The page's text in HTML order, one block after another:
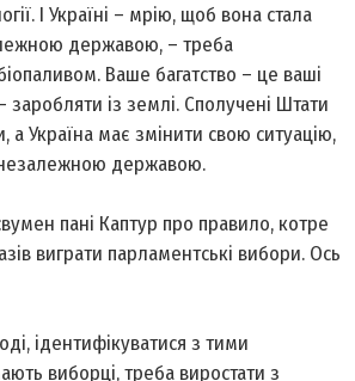
І Україні – мрію, щоб вона стала
державою, – треба
Ваше багатство – це ваші
заробляти із землі. Сполучені Штати
Україна має змінити свою ситуацію,
незалежною державою.
пані Каптур про правило, котре
виграти парламентські вибори. Ось
ідентифікуватися з тими
виборці, треба виростати з